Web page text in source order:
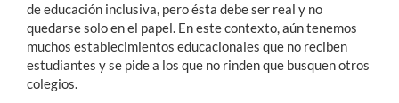
de educación inclusiva, pero ésta debe ser real y no
quedarse solo en el papel. En este contexto, aún tenemos
muchos establecimientos educacionales que no reciben
estudiantes y se pide a los que no rinden que busquen otros
colegios.